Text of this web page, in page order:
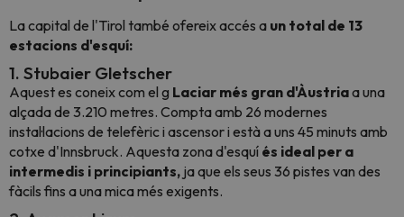
La capital de l'Tirol també ofereix accés a un total de 13
estacions d'esquí:
1. Stubaier Gletscher
Aquest es coneix com el g Laciar més gran d'Àustriaa una
alçada de 3.210 metres. Compta amb 26 modernes
instal·lacions de telefèric i ascensor i està a uns 45 minuts amb
cotxe d'Innsbruck. Aquesta zona d'esquí és ideal per a
intermedis i principiants, ja que els seus 36 pistes van des
fàcils fins a una mica més exigents.